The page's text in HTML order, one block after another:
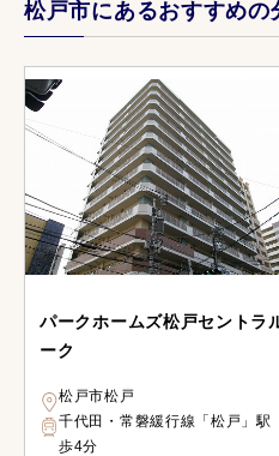
松戸市にあるおすすめの
パークホームズ松戸セントラ
ーク
松戸市松戸
千代田・常磐緩行線「松戸」
歩4分